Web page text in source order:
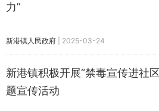
力”
新港镇人民政府 2025-03-24
新港镇积极开展“禁毒宣传进社
题宣传活动